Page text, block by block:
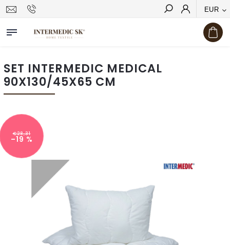
EUR
Hľadať
SET INTERMEDIC MEDICAL
90X130/45X65 CM
€28,31
–19 %